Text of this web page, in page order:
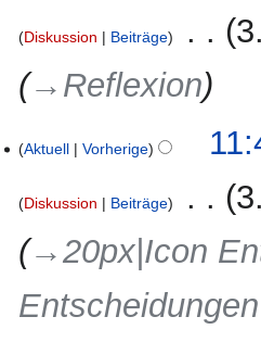
n
B
e
r
e
t
u
n
g
Diskussion Beiträge
→‎Reflexion
Februar
Aktuell Vorherige
Diskussion Beiträge
→‎20px|Icon